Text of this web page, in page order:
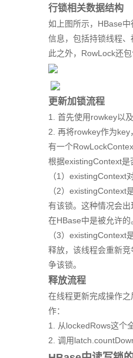
行锁相关数据结构
如上图所示，HBase
信息，包括持锁线程
此之外，RowLock还
更新加锁流程
1. 首先使用rowkey以
2. 再将rowkey作为
有一个
根据existingContext是
（1）existingContext
（2）
有该锁。这种情况会
在HBase中是被允许的
（3）existingContext
释放，该线程会重新
争该锁。
释放流程
在线程更新完成操作
作：
1. 从lockedRows这个
2. 调用